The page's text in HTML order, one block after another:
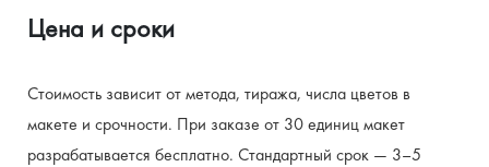
Цена и сроки
Стоимость зависит от метода, тиража, числа цветов в
макете и срочности. При заказе от 30 единиц макет
разрабатывается бесплатно. Стандартный срок — 3–5